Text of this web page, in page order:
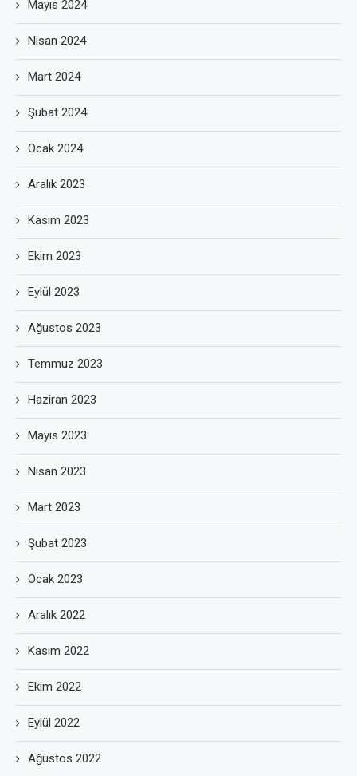
Mayıs 2024
Nisan 2024
Mart 2024
Şubat 2024
Ocak 2024
Aralık 2023
Kasım 2023
Ekim 2023
Eylül 2023
Ağustos 2023
Temmuz 2023
Haziran 2023
Mayıs 2023
Nisan 2023
Mart 2023
Şubat 2023
Ocak 2023
Aralık 2022
Kasım 2022
Ekim 2022
Eylül 2022
Ağustos 2022